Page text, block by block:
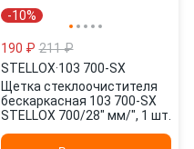
-10%
190 ₽ 211 ₽
STELLOX·103 700-SX
Щетка стеклоочистителя
бескаркасная 103 700-SX
STELLOX 700/28" мм/", 1 шт.